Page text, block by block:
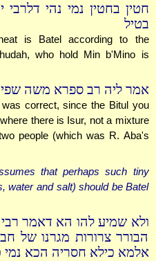
חטין בחטין נמי נהי
בטיל
is Batel according to the
who hold Min b'Mino is
אמר ליה רב ספרא משה
correct, since the Bitul you
there is Isur, not a mixture
people (which was R. Aba's
that perhaps such tiny
water and salt) should be Batel
ולא שמיע להו הא דאמר
הבורר צרורות מגרנו של
אלמא כילא חסריה הכא נמי